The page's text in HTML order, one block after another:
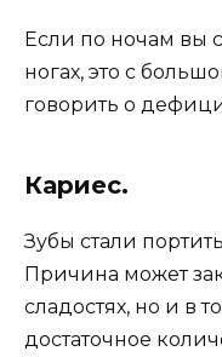
Если по ночам вы
ногах, это с
говорить о
Кариес.
Зубы стали
Причина может
сладостях, но и в
достаточное